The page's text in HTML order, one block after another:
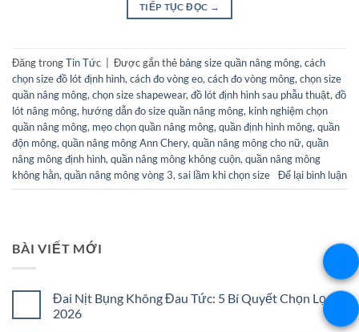
TIẾP TỤC ĐỌC →
Đăng trongTin Tức Được gắn thẻ bảng size quần nâng mông, cách
chọn size đồ lót định hình, cách đo vòng eo, cách đo vòng mông, chọn size
quần nâng mông, chọn size shapewear, đồ lót định hình sau phẫu thuật, đồ
lót nâng mông, hướng dẫn đo size quần nâng mông, kinh nghiệm chọn
quần nâng mông, mẹo chọn quần nâng mông, quần định hình mông, quần
độn mông, quần nâng mông Ann Chery, quần nâng mông cho nữ, quần
nâng mông định hình, quần nâng mông không cuộn, quần nâng mông
không hằn, quần nâng mông vòng 3, sai lầm khi chọn size Để lại bình luận
BÀI VIẾT MỚI
Đai Nịt Bụng Không Đau Tức: 5 Bí Quyết Chọn Lọc
2026